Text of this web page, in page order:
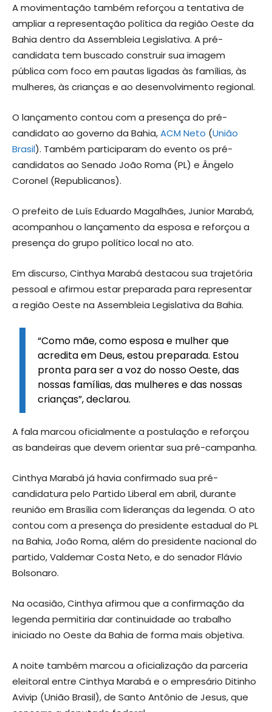
A movimentação também reforçou a tentativa de
ampliar a representação política da região Oeste da
Bahia dentro da Assembleia Legislativa. A pré-
candidata tem buscado construir sua imagem
pública com foco em pautas ligadas às famílias, às
mulheres, às crianças e ao desenvolvimento regional.
O lançamento contou com a presença do pré-
candidato ao governo da Bahia,ACM Neto (União
Brasil). Também participaram do evento os pré-
candidatos ao Senado João Roma (PL) e Ângelo
Coronel (Republicanos).
O prefeito de Luís Eduardo Magalhães, Junior Marabá,
acompanhou o lançamento da esposa e reforçou a
presença do grupo político local no ato.
Em discurso, Cinthya Marabá destacou sua trajetória
pessoal e afirmou estar preparada para representar
a região Oeste na Assembleia Legislativa da Bahia.
“Como mãe, como esposa e mulher que
acredita em Deus, estou preparada. Estou
pronta para ser a voz do nosso Oeste, das
nossas famílias, das mulheres e das nossas
crianças”, declarou.
A fala marcou oficialmente a postulação e reforçou
as bandeiras que devem orientar sua pré-campanha.
Cinthya Marabá já havia confirmado sua pré-
candidatura pelo Partido Liberal em abril, durante
reunião em Brasília com lideranças da legenda. O ato
contou com a presença do presidente estadual do PL
na Bahia, João Roma, além do presidente nacional do
partido, Valdemar Costa Neto, e do senador Flávio
Bolsonaro.
Na ocasião, Cinthya afirmou que a confirmação da
legenda permitiria dar continuidade ao trabalho
iniciado no Oeste da Bahia de forma mais objetiva.
A noite também marcou a oficialização da parceria
eleitoral entre Cinthya Marabá e o empresário Ditinho
Avivip (União Brasil), de Santo Antônio de Jesus, que